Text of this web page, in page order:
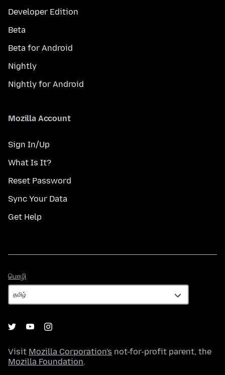
Developer Edition
Beta
Beta for Android
Nightly
Nightly for Android
Mozilla Account
Sign In/Up
What Is It?
Reset Password
Sync Your Data
Get Help
மொழி
Visit Mozilla Corporation's not-for-profit parent, the
Mozilla Foundation.